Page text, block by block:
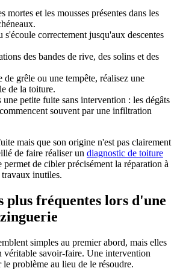
mortes et les mousses présentes dans les
correctement jusqu'aux descentes
des bandes de rive, des solins et des
de grêle ou une tempête, réalisez une
de la toiture.
une petite fuite sans intervention : les dégâts
souvent par une infiltration
mais que son origine n'est pas clairement
de faire réaliser un diagnostic de toiture
permet de cibler précisément la réparation à
inutiles.
plus fréquentes lors d'une
simples au premier abord, mais elles
véritable savoir-faire. Une intervention
le problème au lieu de le résoudre.